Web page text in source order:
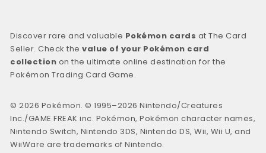
Discover rare and valuable Pokémon cards at The Card
Seller. Check thevalue of your Pokémon card
collection on the ultimate online destination for the
Pokémon Trading Card Game.
© 2026 Pokémon. © 1995–2026 Nintendo/Creatures
Inc./GAME FREAK inc. Pokémon, Pokémon character names,
Nintendo Switch, Nintendo 3DS, Nintendo DS, Wii, Wii U, and
WiiWare are trademarks of Nintendo.